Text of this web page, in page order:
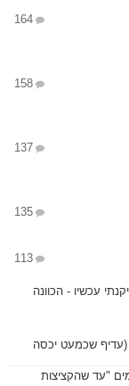
164
158
137
135
113
עכשיו - הכוונה
שכמעט יכסה
"עד שהקציצות